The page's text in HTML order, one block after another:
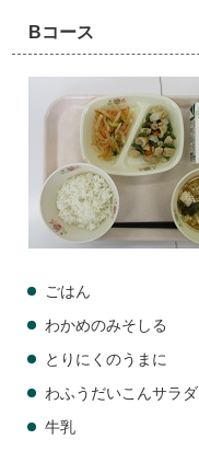
Bコース
ごはん
わかめのみそしる
とりにくのうまに
わふうだいこんサラダ
牛乳